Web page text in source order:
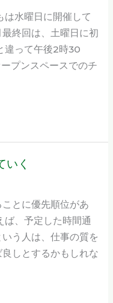
は水曜日に開催して
終回は、土曜日に初
違って午後2時30
プンスペースでのチ
いく
とに優先順位があ
ば、予定した時間通
う人は、仕事の質を
しとするかもしれな